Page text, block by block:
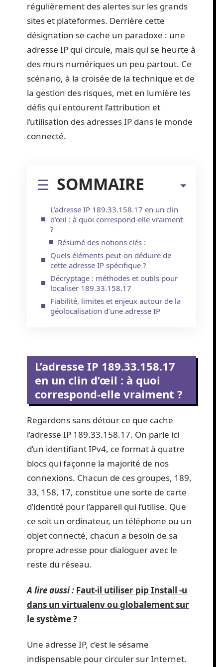
régulièrement des alertes sur les grands
sites et plateformes. Derrière cette
désignation se cache un paradoxe : une
adresse IP qui circule, mais qui se heurte à
des murs numériques un peu partout. Ce
scénario, à la croisée de la technique et de
la gestion des risques, met en lumière les
défis qui entourent l’attribution et
l’utilisation des adresses IP dans le monde
connecté.
SOMMAIRE
L’adresse IP 189.33.158.17 en un clin
d’œil : à quoi correspond-elle vraiment
?
Résumé des notions clés :
Quels éléments peut-on déduire de
cette adresse IP spécifique ?
Décryptage : méthodes et outils pour
localiser 189.33.158.17
Fiabilité, limites et enjeux autour de la
géolocalisation d’une adresse IP
L’adresse IP 189.33.158.17
en un clin d’œil : à quoi
correspond-elle vraiment ?
Regardons sans détour ce que cache
l’adresse IP 189.33.158.17. On parle ici
d’un identifiant IPv4, ce format à quatre
blocs qui façonne la majorité de nos
connexions. Chacun de ces groupes, 189,
33, 158, 17, constitue une sorte de carte
d’identité pour l’appareil qui l’utilise. Que
ce soit un ordinateur, un téléphone ou un
objet connecté, chacun a besoin de sa
propre adresse pour dialoguer avec le
reste du réseau.
A lire aussi : Faut-il utiliser pip Install -u
dans un virtualenv ou globalement sur
le système ?
Une adresse IP, c’est le sésame
indispensable pour circuler sur Internet.